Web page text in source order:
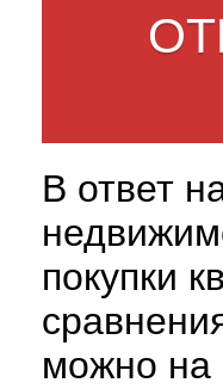
В ответ
покупки
можно на